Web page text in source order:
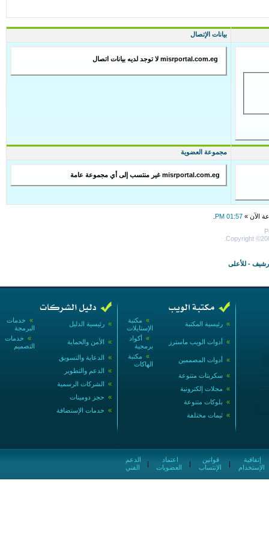
بيانات الإتصال
misrportal.com.eg لا توجد لديه بيانات اتصال
مجموعة العضوية
misrportal.com.eg غير منتسب إلى أي مجموعة عامة
الآن » 01:57 PM
Copyright
- للأعلى
» خدمات
البرمجة
» رئيسية الدليل
» خدمات
التصميم
» الأمن والحماية
» الدعاية والتسويق
» الدعم والتطوير
» الشركات الرسمية
» حجز دومينات
» خدمات الإستضافة
» مكتبة
الإستايلات
» رئيسية المكتبة
» أكواد
برمجية
» أدوات الويب ماسترز
» مكتبة
الهاكات
» أدوات المصممين
» سكربتات متنوعة
» مجلات إلكترونية
» بلوكات متنوعة
» ثيمات مختلفة
الفني
|
العضويات
|
الإنتساب
|
الإستخدام